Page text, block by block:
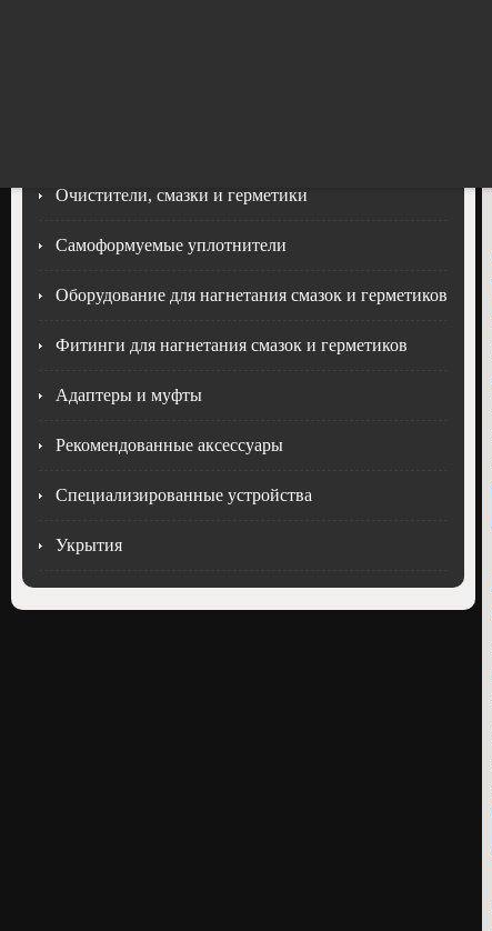
Очистители, смазки и герметики
Самоформуемые уплотнители
Оборудование для нагнетания смазок и герметиков
Фитинги для нагнетания смазок и герметиков
Адаптеры и муфты
Рекомендованные аксессуары
Специализированные устройства
Укрытия